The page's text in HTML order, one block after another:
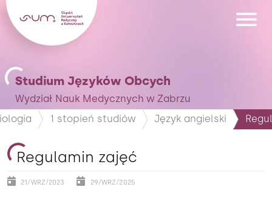
Studium Języków Obcych
Wydział Nauk Medycznych w Zabrzu
1 stopień studiów Język angielski
Regulamin zajęć
21/WRZ/2023 29/WRZ/2025